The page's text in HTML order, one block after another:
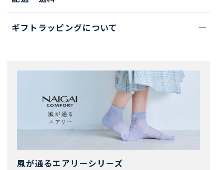
ギフトラッピングについて
風が通るエアリーシリーズ